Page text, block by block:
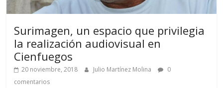
Surimagen, un espacio que privilegia
la realización audiovisual en
Cienfuegos
20 noviembre, 2018 Julio Martínez Molina
0
comentarios